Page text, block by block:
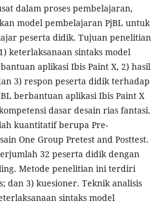
dalam proses pembelajaran,
model pembelajaran PjBL untuk
peserta didik. Tujuan penelitian
keterlaksanaan sintaks model
aplikasi Ibis Paint X, 2) hasil
3) respon peserta didik terhadap
berbantuan aplikasi Ibis Paint X
dasar desain rias fantasi.
kuantitatif berupa Pre-
One Group Pretest and Posttest.
32 peserta didik dengan
Metode penelitian ini terdiri
dan 3) kuesioner. Teknik analisis
sintaks model